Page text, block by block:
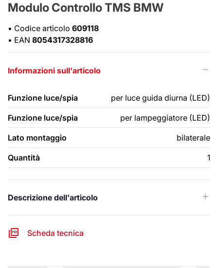
Modulo Controllo TMS BMW
• Codice articolo 609118
• EAN 8054317328816
Informazioni sull'articolo
Funzione luce/spia per luce guida diurna (LED)
Funzione luce/spia per lampeggiatore (LED)
Lato montaggio bilaterale
Quantità 1
Descrizione dell'articolo
Scheda tecnica